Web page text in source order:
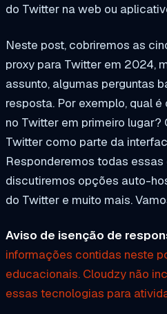
do Twitter na web ou
Neste post, cobriremos as
proxy para Twitter em 2024,
assunto, algumas perguntas
resposta. Por exemplo, qual
no Twitter em primeiro lugar?
Twitter como parte da
Responderemos todas
discutiremos opções auto-
do Twitter e muito mais.
Aviso de isenção de
informações contidas neste
educacionais. Cloudzy não
essas tecnologias para